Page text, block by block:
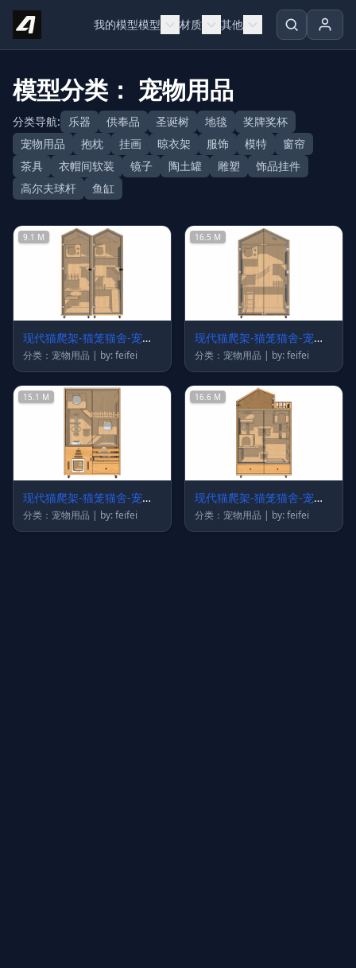
Skip to content
我的模型模型 材质 其他
模型分类： 宠物用品
分类导航: 乐器 供奉品 圣诞树 地毯
奖牌奖杯
宠物用品
抱枕 挂画 晾衣架 服饰 模特
窗帘
茶具
衣帽间软装 镜子 陶土罐 雕塑
饰品挂件
高尔夫球杆
鱼缸
9.1 M
现代猫爬架-猫笼猫舍-宠物
架4
分类：宠物用品 | by: feifei
16.5 M
现代猫爬架-猫笼猫舍-宠物
架3
分类：宠物用品 | by: feifei
15.1 M
现代猫爬架-猫笼猫舍-宠物
架2
分类：宠物用品 | by: feifei
16.6 M
现代猫爬架-猫笼猫舍-宠物
架1
分类：宠物用品 | by: feifei